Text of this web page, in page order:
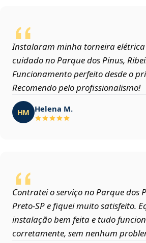
Instalaram minha torneira elétrica
cuidado no Parque dos Pinus,
Funcionamento perfeito desde o
Recomendo pelo profissionalismo!
HM Helena M.
Contratei o serviço no Parque dos
Preto‑SP e fiquei muito satisfeito.
instalação bem feita e tudo
corretamente, sem nenhum